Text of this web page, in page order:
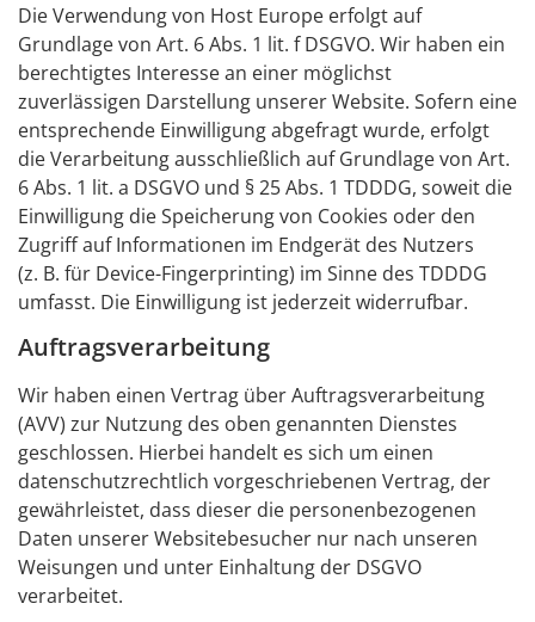
Die Verwendung von Host Europe erfolgt auf
Grundlage von Art. 6 Abs. 1 lit. f DSGVO. Wir haben ein
berechtigtes Interesse an einer möglichst
zuverlässigen Darstellung unserer Website. Sofern eine
entsprechende Einwilligung abgefragt wurde, erfolgt
die Verarbeitung ausschließlich auf Grundlage von Art.
6 Abs. 1 lit. a DSGVO und § 25 Abs. 1 TDDDG, soweit die
Einwilligung die Speicherung von Cookies oder den
Zugriff auf Informationen im Endgerät des Nutzers
(z. B. für Device-Fingerprinting) im Sinne des TDDDG
umfasst. Die Einwilligung ist jederzeit widerrufbar.
Auftragsverarbeitung
Wir haben einen Vertrag über Auftragsverarbeitung
(AVV) zur Nutzung des oben genannten Dienstes
geschlossen. Hierbei handelt es sich um einen
datenschutzrechtlich vorgeschriebenen Vertrag, der
gewährleistet, dass dieser die personenbezogenen
Daten unserer Websitebesucher nur nach unseren
Weisungen und unter Einhaltung der DSGVO
verarbeitet.